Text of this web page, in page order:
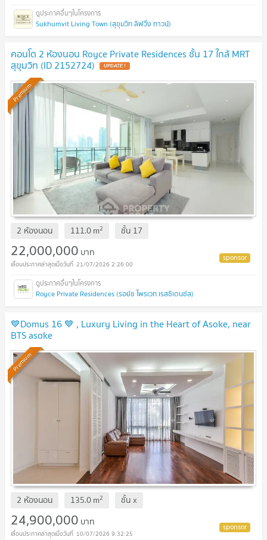
Sukhumvit Living Town (สุขุมวิท ลิฟวิ่ง ทาวน์)
คอนโด 2 ห้องนอน Royce Private Residences ชั้น 17 ใกล้ MRT
สุขุมวิท (ID 2152724)
Premium
2 ห้องนอน 111.0m2 ชั้น 17
22,000,000 บาท
21/07/2026 2:26:00
Royce Private Residences (รอย์ช ไพรเวท เรสซิเดนซ์ส)
💙Domus 16 💙 , Luxury Living in the Heart of Asoke, near
BTS asoke
Premium
2 ห้องนอน 135.0m2 ชั้นx
24,900,000 บาท
10/07/2026 9:32:25